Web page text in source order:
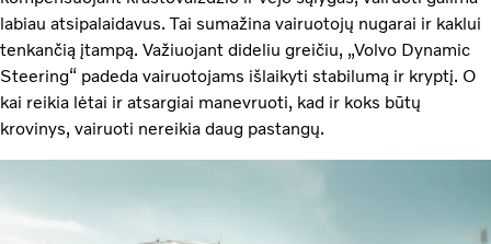
labiau atsipalaidavus. Tai sumažina vairuotojų nugarai ir kaklui
tenkančią įtampą. Važiuojant dideliu greičiu, „Volvo Dynamic
Steering“ padeda vairuotojams išlaikyti stabilumą ir kryptį. O
kai reikia lėtai ir atsargiai manevruoti, kad ir koks būtų
krovinys, vairuoti nereikia daug pastangų.